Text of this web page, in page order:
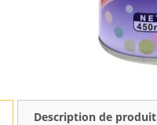
Description de produit